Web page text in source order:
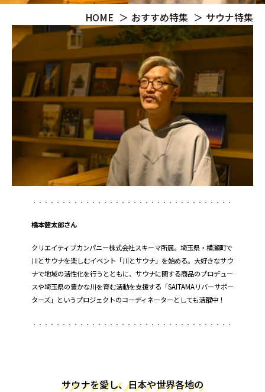
HOME おすすめ特集 サウナ特集
橋本健太郎さん
クリエイティブカンパニー株式会社スキーマ所属。埼玉県・横瀬町で
川とサウナを楽しむイベント「川とサウナ」を始める。大好きなサウ
ナで地域の活性化を行うとともに、サウナに関する商品のプロデュー
スや埼玉県の豊かな川を育む活動を支援する「SAITAMAリバーサポー
ターズ」というプロジェクトのコーディネーターとしても活躍中！
サウナを愛し、日本や世界各地の